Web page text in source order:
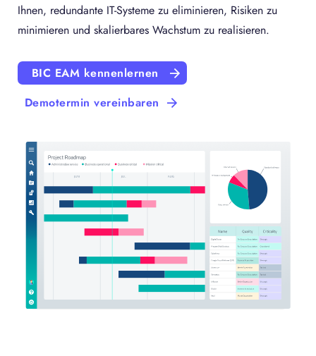
Ihnen, redundante IT-Systeme zu eliminieren, Risiken zu
minimieren und skalierbares Wachstum zu realisieren.
BIC EAM kennenlernen
Demotermin vereinbaren